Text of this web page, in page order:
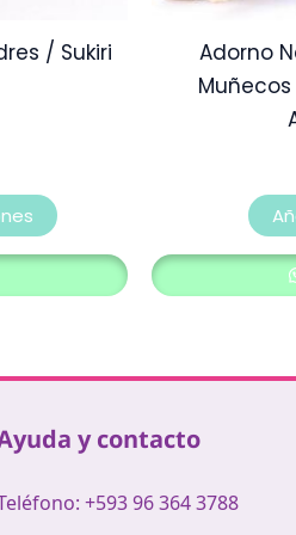
/ Sukiri
página
Adorno
y contacto
+593 96 364 3788